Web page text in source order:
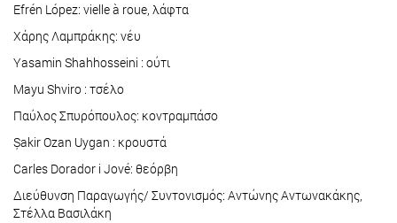
Efrén López: vielle à roue, λάφτα
Χάρης Λαμπράκης: νέυ
Yasamin Shahhosseini : ούτι
Mayu Shviro : τσέλο
Παύλος Σπυρόπουλος: κοντραμπάσο
Șakir Ozan Uygan : κρουστά
Carles Dorador i Jové: θεόρβη
Διεύθυνση Παραγωγής/ Συντονισμός: Αντώνης Αντωνακάκης,
Στέλλα Βασιλάκη